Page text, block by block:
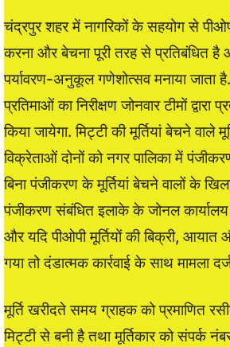
चंद्रपुर शहर में नागरिकों के सहयोग से
करना और बेचना पूरी तरह से प्रतिबंधित
पर्यावरण-अनुकूल गणेशोत्सव मनाया जाता है.
प्रतिमाओं का निरीक्षण जोनवार टीमों द्वारा
किया जायेगा. मिट्टी की मूर्तियां बेचने वाले
विक्रेताओं दोनों को नगर पालिका में
बिना पंजीकरण के मूर्तियां बेचने वालों के
पंजीकरण संबंधित इलाके के जोनल कार्यालय
और यदि पीओपी मूर्तियों की बिक्री, आयात
गया तो दंडात्मक कार्रवाई के साथ मामला
मूर्ति खरीदते समय ग्राहक को प्रमाणित
मिट्टी से बनी है तथा मूर्तिकार को संपर्क